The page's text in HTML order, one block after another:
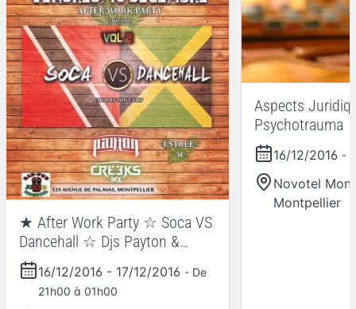
★ After Work Party ☆ Soca VS
Dancehall ☆ Djs Payton &
Creeks MX
16/12/2016 - 17/12/2016 - De
21h00 à 01h00
Aspects
Psychotrauma
16/12/2016 -
Novotel
Montpellier